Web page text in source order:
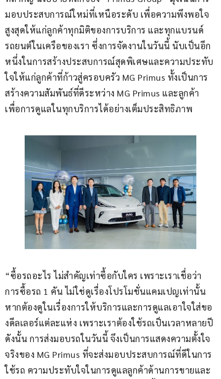
มอบประสบการณ์ใหม่ที่เหนือระดับ เพื่อความพึงพอใจ
สูงสุดให้แก่ลูกค้าทุกมิติของการบริการ และทุกแบรนด์
รถยนต์ในเครือของเรา ซึ่งการจัดงานในวันนี้ นับเป็นอีก
หนึ่งในการสร้างประสบการณ์สุดพิเศษและความประทับ
ใจให้แก่ลูกค้าที่ก้าวสู่ครอบครัว MG Primus ทั้งเป็นการ
สร้างความสัมพันธ์ที่ดีระหว่าง MG Primus และลูกค้า
เพื่อการดูแลในทุกบริการได้อย่างเต็มประสิทธิภาพ
“ซื้อรถอะไร ไม่สำคัญเท่าซื้อกับใคร เพราะเราเชื่อว่า
การซื้อรถ 1 คัน ไม่ใช่ดูเรื่องโปรโมชั่นแคมเปญเท่านั้น
หากต้องดูในเรื่องการให้บริการและการดูแลเอาใจใส่ขอ
งดีลเลอร์แต่ละแห่ง เพราะเราต้องใช้รถเป็นเวลาหลายปี
ดังนั้น การส่งมอบรถในวันนี้ จึงเป็นการแสดงความตั้งใจ
จริงของ MG Primus ที่จะส่งมอบประสบการณ์ที่ดีในการ
ใช้รถ ความประทับใจในการดูแลลูกค้าด้านการขายและ